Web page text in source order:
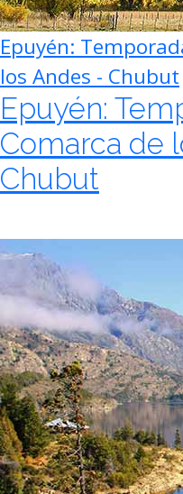
Epuyén:
los Andes - Chubut
Epuyén:
Comarca de
Chubut